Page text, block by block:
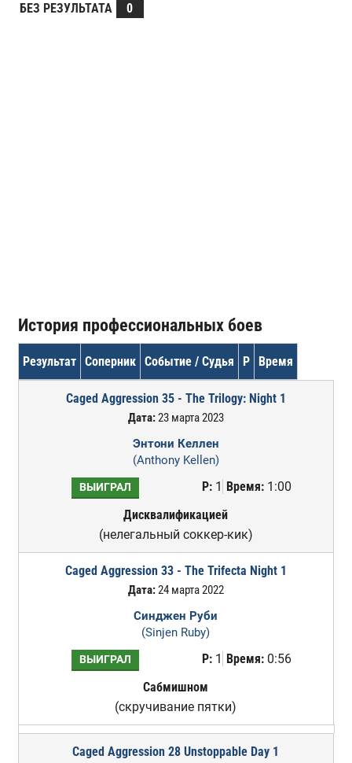
БЕЗ РЕЗУЛЬТАТА
0
История профессиональных боев
Результат Соперник Событие / Судья Р Время
Caged Aggression 35 - The Trilogy: Night 1
Дата:23 марта 2023
Энтони Келлен
(Anthony Kellen)
ВЫИГРАЛ Р:1 Время:1:00
Дисквалификацией
(нелегальный соккер-кик)
Caged Aggression 33 - The Trifecta Night 1
Дата:24 марта 2022
Синджен Руби
(Sinjen Ruby)
ВЫИГРАЛ Р:1 Время:0:56
Сабмишном
(скручивание пятки)
Caged Aggression 28 Unstoppable Day 1